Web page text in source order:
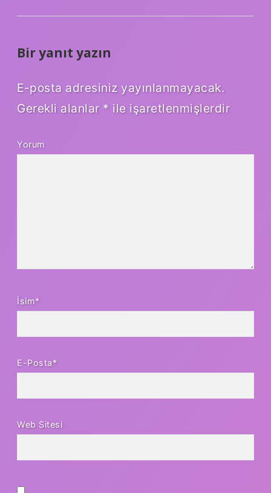
Bir yanıt yazın
E-posta adresiniz yayınlanmayacak.
Gerekli alanlar * ile işaretlenmişlerdir
Yorum
İsim*
E-Posta*
Web Sitesi